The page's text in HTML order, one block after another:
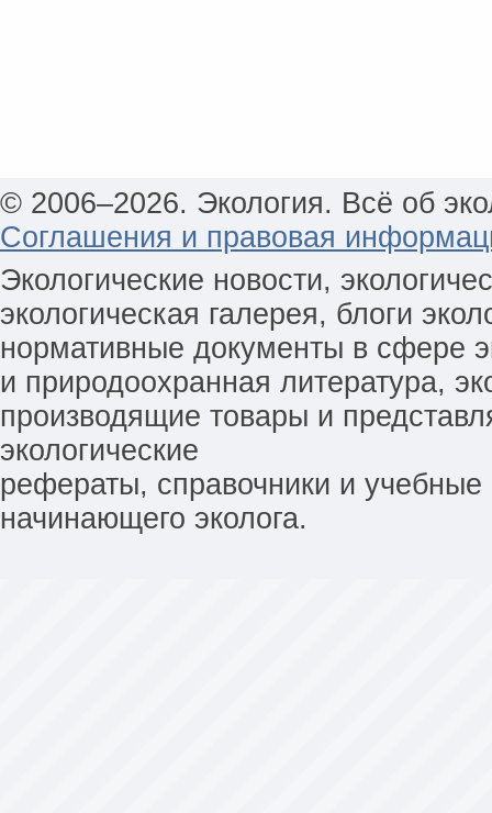
© 2006–2026. Экология. Всё об
Соглашения и правовая
Экологические новости,
экологическая галерея, блоги
нормативные документы в сфере
и природоохранная литература,
производящие товары и
экологические
рефераты, справочники и
начинающего эколога.